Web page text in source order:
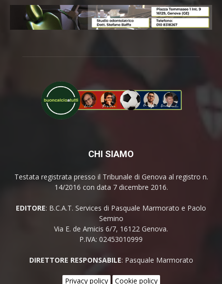
CHI SIAMO
Testata registrata presso il Tribunale di Genova al registro n.
14/2016 con data 7 dicembre 2016.
EDITORE: B.C.A.T. Services di Pasquale Marmorato e Paolo
Semino
Via E. de Amicis 6/7, 16122 Genova.
P.IVA: 02453010999
DIRETTORE RESPONSABILE: Pasquale Marmorato
Privacy policy Cookie policy